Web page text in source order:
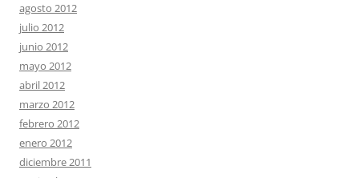
agosto 2012
julio 2012
junio 2012
mayo 2012
abril 2012
marzo 2012
febrero 2012
enero 2012
diciembre 2011